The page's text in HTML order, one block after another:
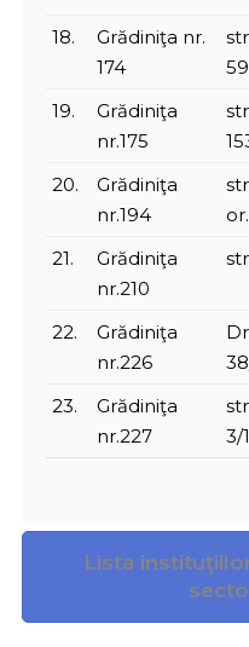
18.
Grădiniţa nr.
174
19.
Grădiniţa
nr.175
20.
Grădiniţa
nr.194
21.
Grădiniţa
nr.210
22.
Grădiniţa
nr.226
23.
Grădiniţa
nr.227
3/1
Lista